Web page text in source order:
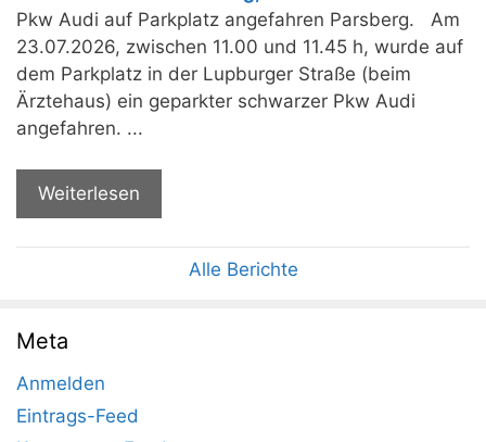
Pkw Audi auf Parkplatz angefahren Parsberg. Am
23.07.2026, zwischen 11.00 und 11.45 h, wurde auf
dem Parkplatz in der Lupburger Straße (beim
Ärztehaus) ein geparkter schwarzer Pkw Audi
angefahren. ...
Weiterlesen
Alle Berichte
Meta
Anmelden
Eintrags-Feed